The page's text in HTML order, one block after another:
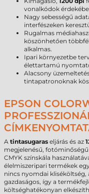
vonalkódok
Nagy sebességű
interfészeken
Rugalmas
köszönhetően
alkalmas.
Ipari környezetbe
élettartamú
Alacsony
tintapatronoknak
EPSON
A tintasugaras eljárás és az
megjelenésű,
CMYK színskála
élelmiszeripari termékek
nincs nyomdai kliséköltség,
gazdaságos, így a
költséghatékonyan